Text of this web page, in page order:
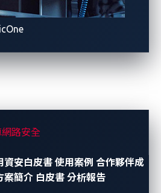
網路安全
資安白皮書 使用案例 合作夥伴成
案簡介 白皮書 分析報告
Open EV
是基於用戶；一個安全的汽車開
汽車行業聚焦創新，開發優秀的
用者體驗。
汽車市場越來越大，與完全連網
越來越嚴重。就越迫切需要協助
備。利用 MIH Open EV Platform